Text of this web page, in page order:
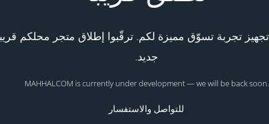
تجربة تسوّق مميزة لكم. ترقّبوا إطلاق متجر محلكم
جديد.
MAHHALCOM is currently under development — we will be back soon.
للتواصل والاستفسار